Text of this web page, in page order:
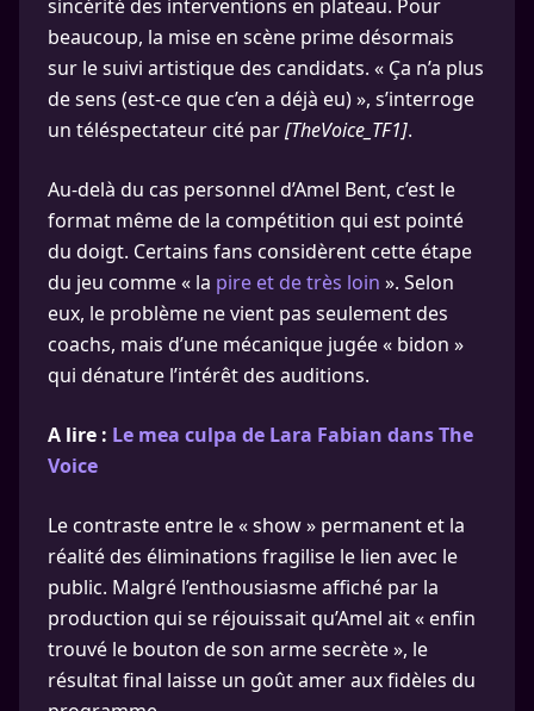
sincérité des interventions en plateau. Pour
beaucoup, la mise en scène prime désormais
sur le suivi artistique des candidats. « Ça n’a plus
de sens (est-ce que c’en a déjà eu) », s’interroge
un téléspectateur cité par[TheVoice_TF1].
Au-delà du cas personnel d’Amel Bent, c’est le
format même de la compétition qui est pointé
du doigt. Certains fans considèrent cette étape
du jeu comme « la pire et de très loin ». Selon
eux, le problème ne vient pas seulement des
coachs, mais d’une mécanique jugée « bidon »
qui dénature l’intérêt des auditions.
A lire : Le mea culpa de Lara Fabian dans The
Voice
Le contraste entre le « show » permanent et la
réalité des éliminations fragilise le lien avec le
public. Malgré l’enthousiasme affiché par la
production qui se réjouissait qu’Amel ait « enfin
trouvé le bouton de son arme secrète », le
résultat final laisse un goût amer aux fidèles du